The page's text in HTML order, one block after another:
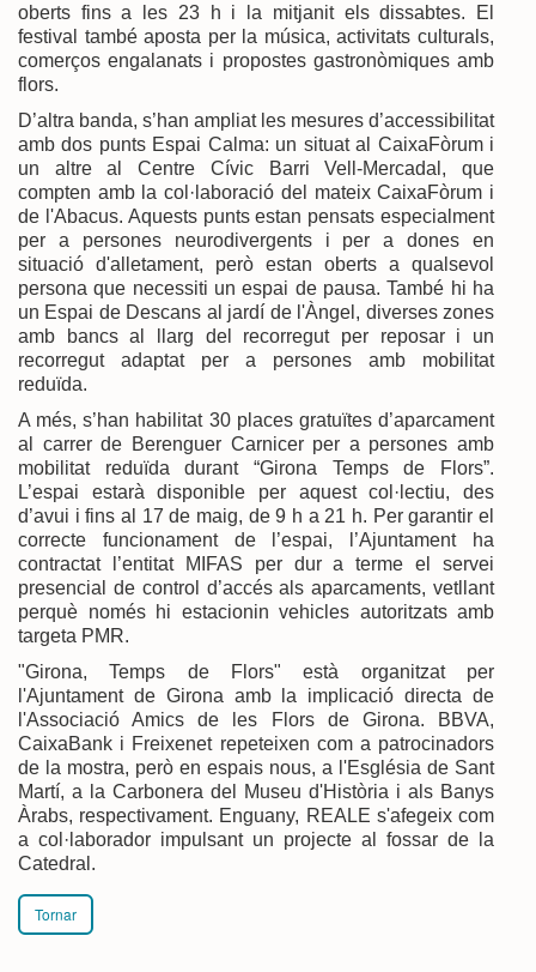
oberts fins a les 23 h i la mitjanit els dissabtes. El
festival també aposta per la música, activitats culturals,
comerços engalanats i propostes gastronòmiques amb
flors.
D’altra banda, s’han ampliat les mesures d’accessibilitat
amb dos punts Espai Calma: un situat al CaixaFòrum i
un altre al Centre Cívic Barri Vell-Mercadal, que
compten amb la col·laboració del mateix CaixaFòrum i
de l'Abacus. Aquests punts estan pensats especialment
per a persones neurodivergents i per a dones en
situació d'alletament, però estan oberts a qualsevol
persona que necessiti un espai de pausa. També hi ha
un Espai de Descans al jardí de l'Àngel, diverses zones
amb bancs al llarg del recorregut per reposar i un
recorregut adaptat per a persones amb mobilitat
reduïda.
A més, s’han habilitat 30 places gratuïtes d’aparcament
al carrer de Berenguer Carnicer per a persones amb
mobilitat reduïda durant “Girona Temps de Flors”.
L’espai estarà disponible per aquest col·lectiu, des
d’avui i fins al 17 de maig, de 9 h a 21 h. Per garantir el
correcte funcionament de l’espai, l’Ajuntament ha
contractat l’entitat MIFAS per dur a terme el servei
presencial de control d’accés als aparcaments, vetllant
perquè només hi estacionin vehicles autoritzats amb
targeta PMR.
"Girona, Temps de Flors" està organitzat per
l'Ajuntament de Girona amb la implicació directa de
l'Associació Amics de les Flors de Girona. BBVA,
CaixaBank i Freixenet repeteixen com a patrocinadors
de la mostra, però en espais nous, a l'Església de Sant
Martí, a la Carbonera del Museu d'Història i als Banys
Àrabs, respectivament. Enguany, REALE s'afegeix com
a col·laborador impulsant un projecte al fossar de la
Catedral.
Tornar